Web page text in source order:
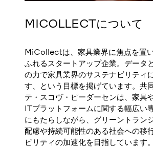
MICOLLECTについて
MiCollectは、家具業界に焦点を置
ふれるスタートアップ企業。データ
の力で家具業界のサステナビリティ
す、という目標を掲げています。共
テ・スコヴ・ピーダーセンは、家具
ITプラットフォームに関する幅広い
にもたらしながら、グリーントラン
配慮や持続可能性のある社会への移
ビリティの加速化を目指しています。